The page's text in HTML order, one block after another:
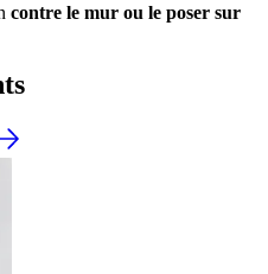
contre le mur ou le poser sur